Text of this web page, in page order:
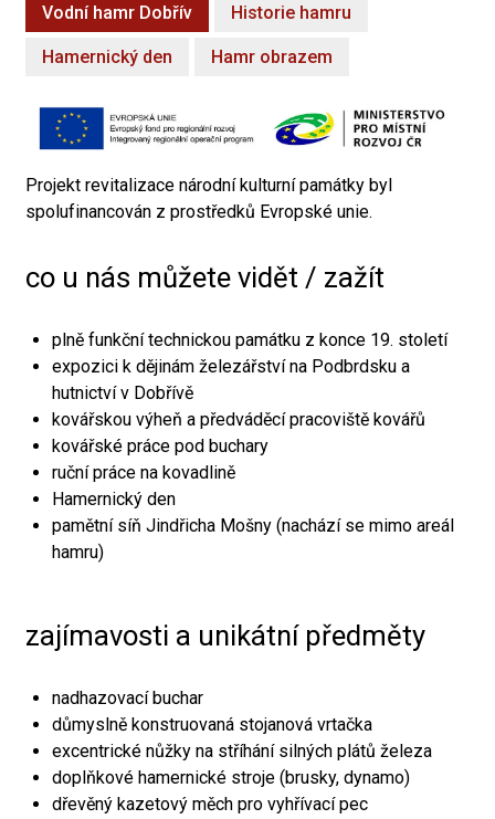
Vodní hamr Dobřív Historie hamru
Hamernický den Hamr obrazem
Projekt revitalizace národní kulturní památky byl
spolufinancován z prostředků Evropské unie.
co u nás můžete vidět / zažít
plně funkční technickou památku z konce 19. století
expozici k dějinám železářství na Podbrdsku a
hutnictví v Dobřívě
kovářskou výheň a předváděcí pracoviště kovářů
kovářské práce pod buchary
ruční práce na kovadlině
Hamernický den
pamětní síň Jindřicha Mošny (nachází se mimo areál
hamru)
zajímavosti a unikátní předměty
nadhazovací buchar
důmyslně konstruovaná stojanová vrtačka
excentrické nůžky na stříhání silných plátů železa
doplňkové hamernické stroje (brusky, dynamo)
dřevěný kazetový měch pro vyhřívací pec